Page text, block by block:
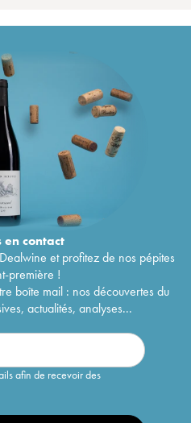
encontact
et profitez de nos pépites
première !
boîte mail : nos découvertes du
actualités, analyses...
afin de recevoir des